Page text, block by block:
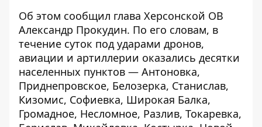
Об этом сообщил глава Херсонской ОВ
Александр Прокудин. По его словам, в
течение суток под ударами дронов,
авиации и артиллерии оказались десятки
населенных пунктов — Антоновка,
Приднепровское, Белозерка, Станислав,
Кизомис, Софиевка, Широкая Балка,
Громадное, Несломное, Разлив, Токаревка,